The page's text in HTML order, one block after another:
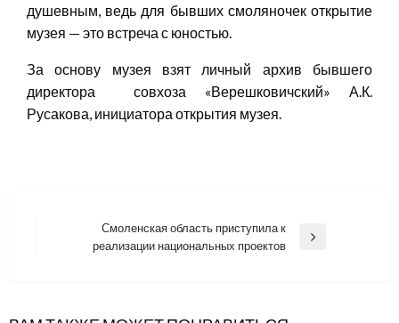
душевным, ведь для бывших смоляночек открытие
музея — это встреча с юностью.
За основу музея взят личный архив бывшего
директора совхоза «Верешковичский» А.К.
Русакова, инициатора открытия музея.
НавигацияСмоленская область приступила к
реализации национальных проектов